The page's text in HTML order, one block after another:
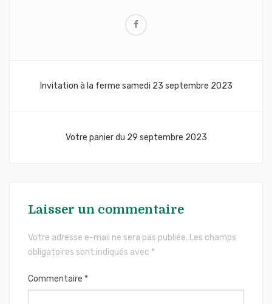
Invitation à la ferme samedi 23 septembre 2023
Votre panier du 29 septembre 2023
Laisser un commentaire
Votre adresse e-mail ne sera pas publiée. Les champs
obligatoires sont indiqués avec *
Commentaire *